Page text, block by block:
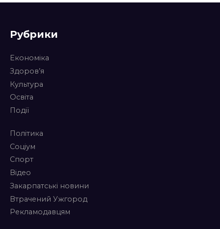
Рубрики
Економіка
Здоров’я
Культура
Освіта
Події
Політика
Соціум
Спорт
Відео
Закарпатські новини
Втрачений Ужгород
Рекламодавцям